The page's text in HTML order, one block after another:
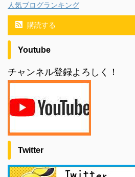
人気ブログランキング
購読する
Youtube
チャンネル登録よろしく！
Twitter